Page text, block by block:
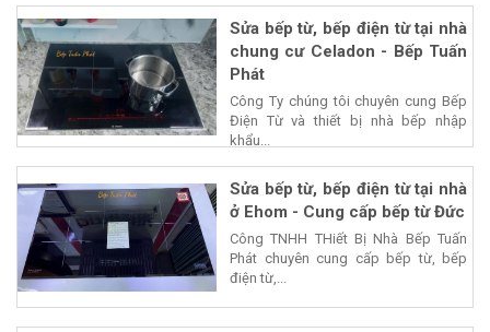
Sửa bếp từ, bếp điện từ tại nhà
chung cư Celadon - Bếp Tuấn
Phát
Công Ty chúng tôi chuyên cung Bếp
Điện Từ và thiết bị nhà bếp nhập
khẩu...
Sửa bếp từ, bếp điện từ tại nhà
ở Ehom - Cung cấp bếp từ Đức
Công TNHH THiết Bị Nhà Bếp Tuấn
Phát chuyên cung cấp bếp từ, bếp
điện từ,...